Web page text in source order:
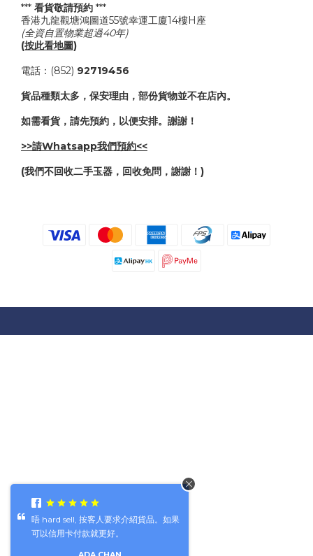
*** 看貨敬請預約 ***
香港九龍觀塘鴻圖道55號幸運工廈14樓H座
(全資自置物業超過40年)
(按此看地圖)
電話：(852) 92719456
貨品種類太多，保安理由，部份貨物並不在店內。
如需看貨，請先預約，以便安排。謝謝！
>>請Whatsapp我們預約<<
(我們不回收二手玉器，回收免問，謝謝！)
唔 hard sell, 按客人要求介紹貨品。如果
可以信用卡付款就更好。